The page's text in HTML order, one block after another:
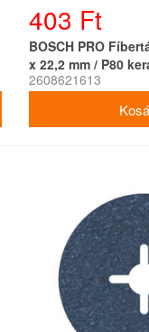
403 Ft
BOSCH PRO
x 22,2 mm / P80
2608621613